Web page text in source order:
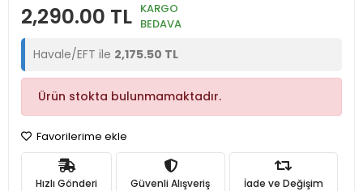
2,290.00 TL KARGO
BEDAVA
Havale/EFT ile 2,175.50 TL
Ürün stokta bulunmamaktadır.
Favorilerime ekle
Hızlı Gönderi Güvenli Alışveriş İade ve Değişim